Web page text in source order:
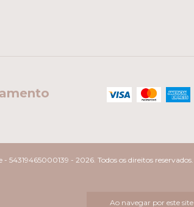
Ao navegar por este site
54319465000139 - 2026. Todos os direitos reservados.